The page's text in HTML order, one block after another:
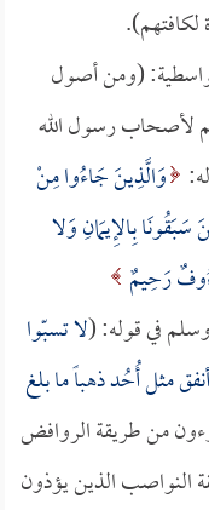
لكافتهم).
(ومن أصول
لأصحاب رسول الله
وَالَّذِينَ جَاءُوا مِنْ
بِالإِيمَانِ وَلا
رَحِيمٌ
لا تسبّوا
مثل أُحُد ذهباً ما بلغ
من طريقة الروافض
النواصب الذين يؤذون